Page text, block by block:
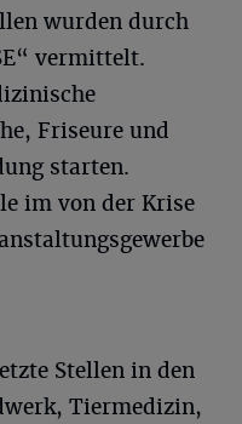
wurden durch
vermittelt.
Friseure und
starten.
im von der Krise
Stellen in den
Tiermedizin,